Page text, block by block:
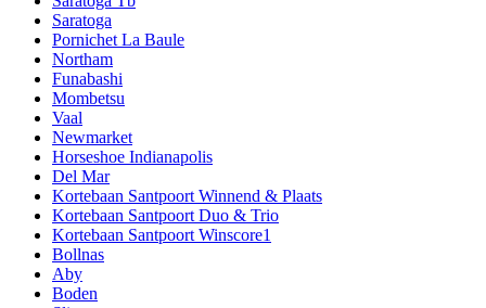
Saratoga
Pornichet La Baule
Northam
Funabashi
Mombetsu
Vaal
Newmarket
Horseshoe Indianapolis
Del Mar
Kortebaan Santpoort Winnend & Plaats
Kortebaan Santpoort Duo & Trio
Kortebaan Santpoort Winscore1
Bollnas
Aby
Boden